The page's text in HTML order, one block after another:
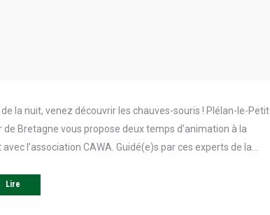
la nuit, venez découvrir les chauves-souris ! Plélan-le-Petit
Bretagne vous propose deux temps d’animation à la
l’association CAWA. Guidé(e)s par ces experts de la…
Lire